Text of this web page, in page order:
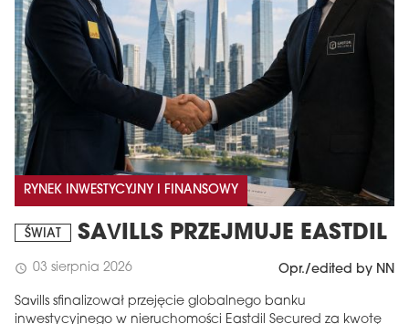
RYNEK INWESTYCYJNY I FINANSOWY
ŚWIAT SAVILLS PRZEJMUJE EASTDIL
schedule 03 sierpnia 2026 Opr./edited by NN
Savills sfinalizował przejęcie globalnego banku
inwestycyjnego w nieruchomości Eastdil Secured za kwotę